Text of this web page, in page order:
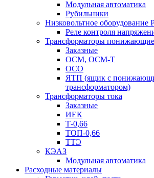
Модульная автоматика
Рубильники
Низковольтное оборудование
Реле контроля
Трансформаторы понижающие
Заказные
ОСМ, ОСМ-Т
ОСО
ЯТП (ящик с
трансформатором)
Трансформаторы тока
Заказные
ИЕК
Т-0,66
ТОП-0,66
ТТЭ
КЭАЗ
Модульная автоматика
Расходные материалы